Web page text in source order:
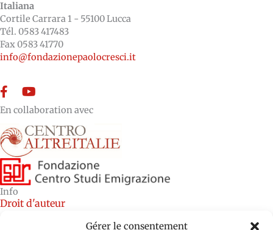
Gérer le consentement
Italiana
Cortile Carrara 1 - 55100 Lucca
Tél. 0583 417483
Fax 0583 41770
info@fondazionepaolocresci.it
FacebookYouTube
En collaboration avec
Info
Droit d'auteur